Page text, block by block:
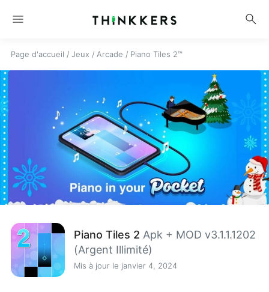
menu search
Page d'accueil / Jeux / Arcade / Piano Tiles 2™
Piano Tiles 2 Apk + MOD v3.1.1.1202
(Argent Illimité)
Mis à jour le janvier 4, 2024